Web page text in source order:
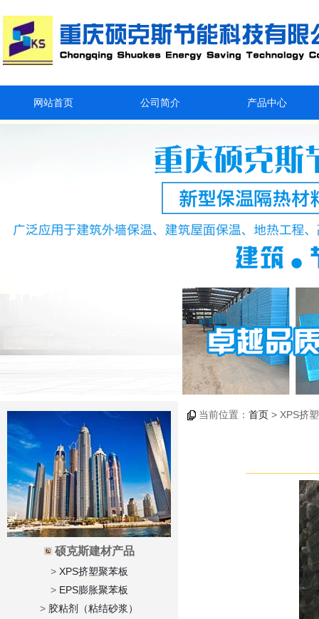
网站首页 公司简介 产品中心
硕克斯建材产品
> XPS挤塑聚苯板
> EPS膨胀聚苯板
> 胶粘剂（粘结砂浆）
当前位置： 首页 > XPS挤